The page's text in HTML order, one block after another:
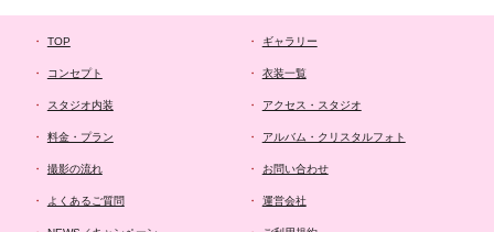
TOP
コンセプト
スタジオ内装
料金・プラン
撮影の流れ
よくあるご質問
ギャラリー
衣装一覧
アクセス・スタジオ
アルバム・クリスタルフォト
お問い合わせ
運営会社